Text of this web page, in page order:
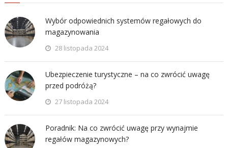
Wybór odpowiednich systemów regałowych do
magazynowania
28 listopada 2024
Ubezpieczenie turystyczne – na co zwrócić uwagę
przed podróżą?
27 listopada 2024
Poradnik: Na co zwrócić uwagę przy wynajmie
regałów magazynowych?